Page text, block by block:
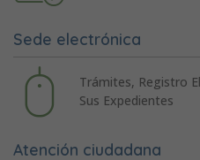
Sede electrónica
Trámites, Registro
Sus Expedientes
Atención ciudadana